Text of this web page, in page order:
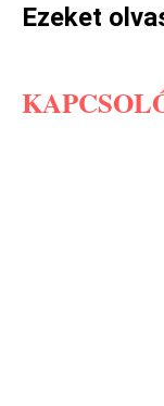
Ezeket